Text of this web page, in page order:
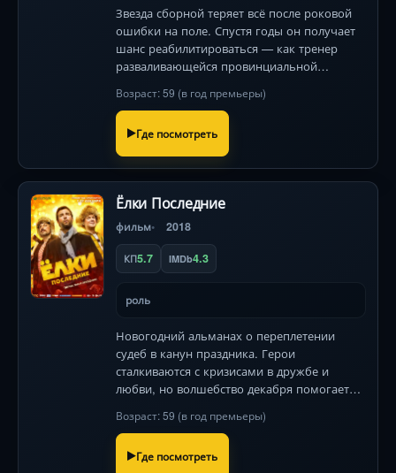
Звезда сборной теряет всё после роковой
ошибки на поле. Спустя годы он получает
шанс реабилитироваться — как тренер
разваливающейся провинциальной
Борьба, триумф и неожиданный вызов
ждут его.
Возраст: 59 (в год премьеры)
Где посмотреть
Ёлки Последние
фильм 2018
КП5.7 IMDb4.3
роль
Новогодний альманах о переплетении
судеб в канун праздника. Герои
сталкиваются с кризисами в дружбе и
любви, но волшебство декабря помогает
во главе с Ургантом и Светлаковым.
Возраст: 59 (в год премьеры)
Где посмотреть